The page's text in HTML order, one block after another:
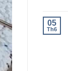
05
Th6